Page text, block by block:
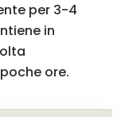
per 3-4
in
ore.